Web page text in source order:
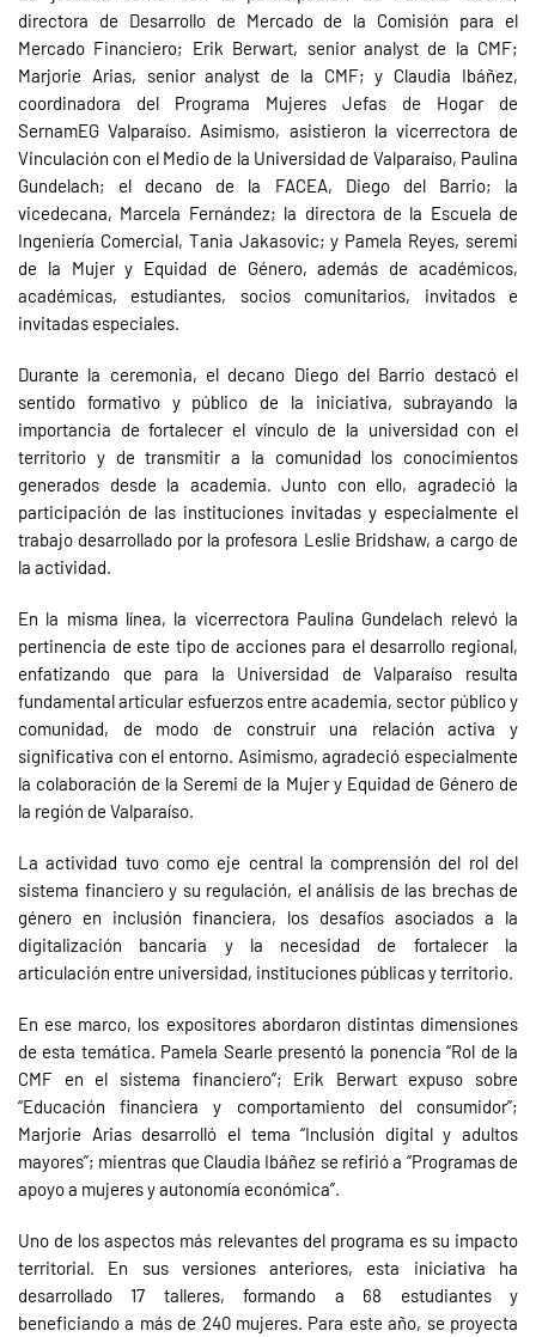
directora de Desarrollo de Mercado de la Comisión para el
Mercado Financiero; Erik Berwart, senior analyst de la CMF;
Marjorie Arias, senior analyst de la CMF; y Claudia Ibáñez,
coordinadora del Programa Mujeres Jefas de Hogar de
SernamEG Valparaíso. Asimismo, asistieron la vicerrectora de
Vinculación con el Medio de la Universidad de Valparaíso, Paulina
Gundelach; el decano de la FACEA, Diego del Barrio; la
vicedecana, Marcela Fernández; la directora de la Escuela de
Ingeniería Comercial, Tania Jakasovic; y Pamela Reyes, seremi
de la Mujer y Equidad de Género, además de académicos,
académicas, estudiantes, socios comunitarios, invitados e
invitadas especiales.
Durante la ceremonia, el decano Diego del Barrio destacó el
sentido formativo y público de la iniciativa, subrayando la
importancia de fortalecer el vínculo de la universidad con el
territorio y de transmitir a la comunidad los conocimientos
generados desde la academia. Junto con ello, agradeció la
participación de las instituciones invitadas y especialmente el
trabajo desarrollado por la profesora Leslie Bridshaw, a cargo de
la actividad.
En la misma línea, la vicerrectora Paulina Gundelach relevó la
pertinencia de este tipo de acciones para el desarrollo regional,
enfatizando que para la Universidad de Valparaíso resulta
fundamental articular esfuerzos entre academia, sector público y
comunidad, de modo de construir una relación activa y
significativa con el entorno. Asimismo, agradeció especialmente
la colaboración de la Seremi de la Mujer y Equidad de Género de
la región de Valparaíso.
La actividad tuvo como eje central la comprensión del rol del
sistema financiero y su regulación, el análisis de las brechas de
género en inclusión financiera, los desafíos asociados a la
digitalización bancaria y la necesidad de fortalecer la
articulación entre universidad, instituciones públicas y territorio.
En ese marco, los expositores abordaron distintas dimensiones
de esta temática. Pamela Searle presentó la ponencia “Rol de la
CMF en el sistema financiero”; Erik Berwart expuso sobre
“Educación financiera y comportamiento del consumidor”;
Marjorie Arias desarrolló el tema “Inclusión digital y adultos
mayores”; mientras que Claudia Ibáñez se refirió a “Programas de
apoyo a mujeres y autonomía económica”.
Uno de los aspectos más relevantes del programa es su impacto
territorial. En sus versiones anteriores, esta iniciativa ha
desarrollado 17 talleres, formando a 68 estudiantes y
beneficiando a más de 240 mujeres. Para este año, se proyecta